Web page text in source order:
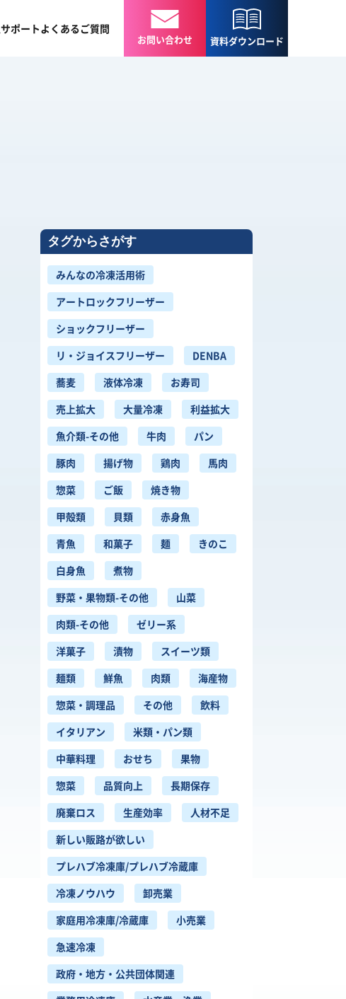
サポートよくあるご質問
お問い合わせ 資料ダウンロード
タグからさがす
みんなの冷凍活用術
アートロックフリーザー
ショックフリーザー
リ・ジョイスフリーザー
DENBA
蕎麦
液体冷凍
お寿司
売上拡大
大量冷凍
利益拡大
魚介類-その他
牛肉
パン
豚肉
揚げ物 鶏肉
馬肉
惣菜
ご飯
焼き物
甲殻類
貝類
赤身魚
青魚
和菓子 麺
きのこ
白身魚
煮物
野菜・果物類-その他
山菜
肉類-その他
ゼリー系
洋菓子
漬物
スイーツ類
麺類
鮮魚 肉類
海産物
惣菜・調理品
その他
飲料
イタリアン
米類・パン類
中華料理
おせち
果物
惣菜
品質向上
長期保存
廃棄ロス
生産効率
人材不足
新しい販路が欲しい
プレハブ冷凍庫/プレハブ冷蔵庫
冷凍ノウハウ
卸売業
家庭用冷凍庫/冷蔵庫
小売業
急速冷凍
政府・地方・公共団体関連